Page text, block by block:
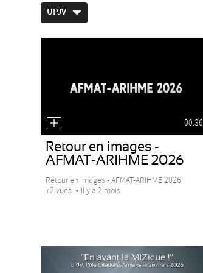
UPJV
00:36
Retour en images -
AFMAT-ARIHME 2026
Retour en images - AFMAT-ARIHME 2026
72 vues
Il y a 2 mois